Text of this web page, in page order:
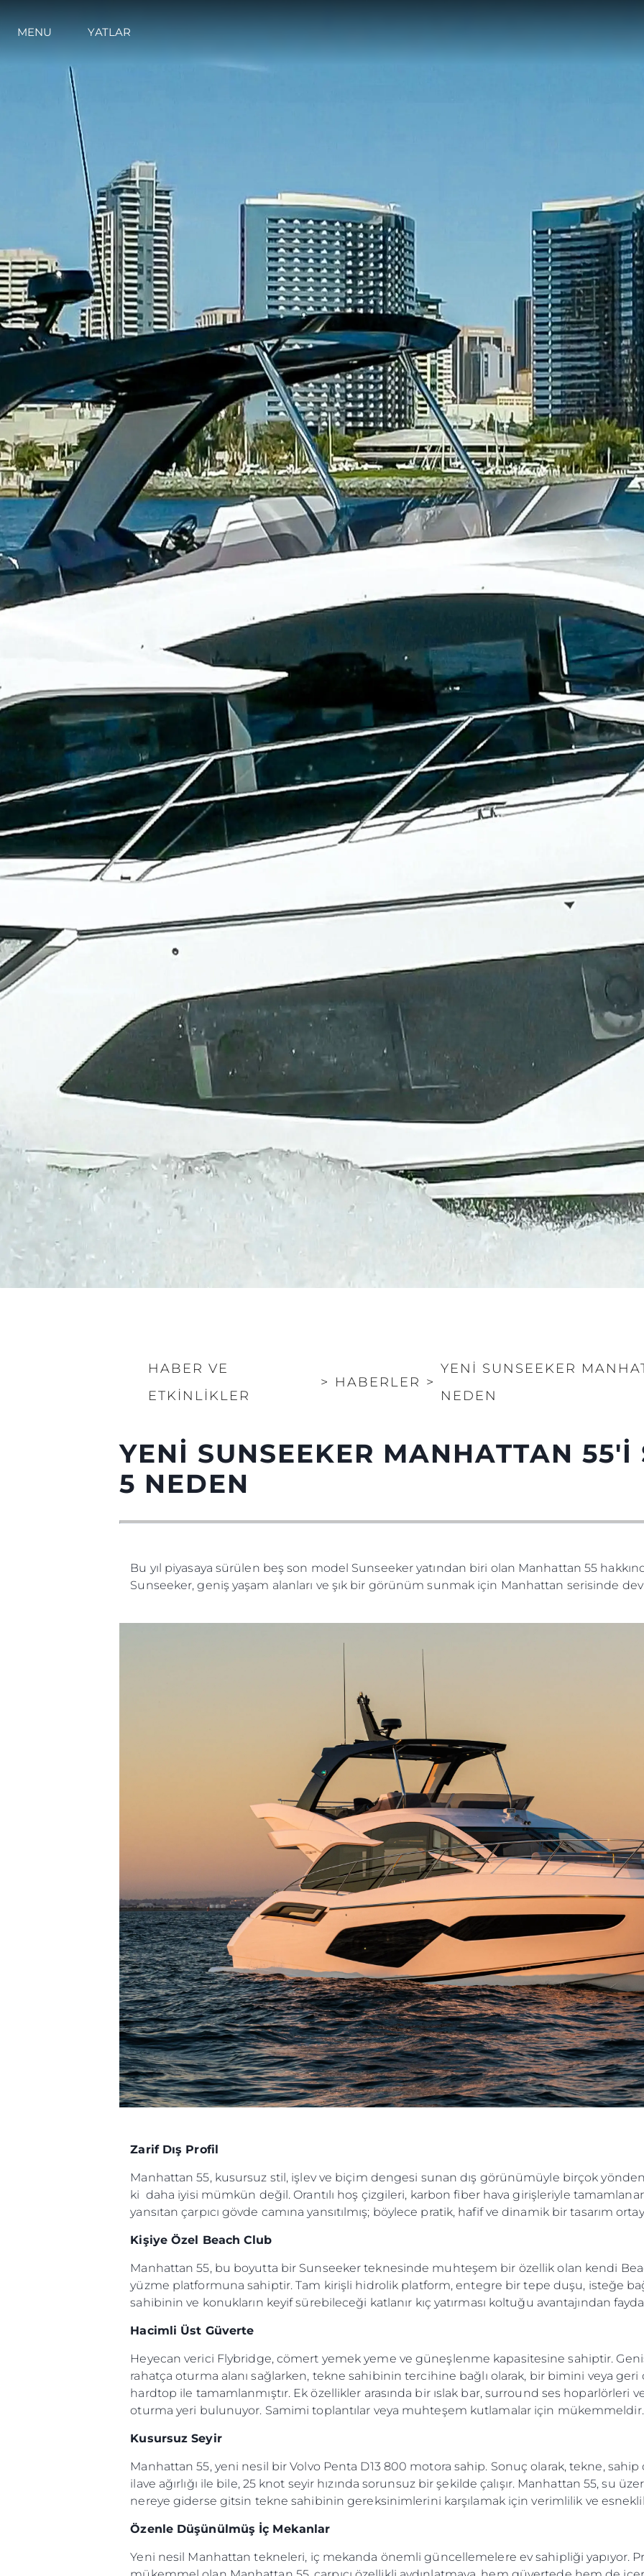
MENU YATLAR
HABER VE
ETKINLIKLER
> HABERLER >
YENİ SUNSEEKER
NEDEN
YENİ SUNSEEKER MANHATTAN 55'İ
5 NEDEN
Bu yıl piyasaya sürülen beş son model Sunseeker yatından biri olan Manhattan 55
Sunseeker, geniş yaşam alanları ve şık bir görünüm sunmak için Manhattan serisinde
Zarif Dış Profil
Manhattan 55, kusursuz stil, işlev ve biçim dengesi sunan dış görünümüyle birçok
ki daha iyisi mümkün değil. Orantılı hoş çizgileri, karbon fiber hava girişleriyle
yansıtan çarpıcı gövde camına yansıtılmış; böylece pratik, hafif ve dinamik bir tasarım
Kişiye Özel Beach Club
Manhattan 55, bu boyutta bir Sunseeker teknesinde muhteşem bir özellik olan kendi
yüzme platformuna sahiptir. Tam kirişli hidrolik platform, entegre bir tepe duşu, isteğe
sahibinin ve konukların keyif sürebileceği katlanır kıç yatırması koltuğu avantajından
Hacimli Üst Güverte
Heyecan verici Flybridge, cömert yemek yeme ve güneşlenme kapasitesine sahiptir.
rahatça oturma alanı sağlarken, tekne sahibinin tercihine bağlı olarak, bir bimini veya geri
hardtop ile tamamlanmıştır. Ek özellikler arasında bir ıslak bar, surround ses hoparlörleri
oturma yeri bulunuyor. Samimi toplantılar veya muhteşem kutlamalar için mükemmeldir.
Kusursuz Seyir
Manhattan 55, yeni nesil bir Volvo Penta D13 800 motora sahip. Sonuç olarak, tekne,
ilave ağırlığı ile bile, 25 knot seyir hızında sorunsuz bir şekilde çalışır. Manhattan 55, su
nereye giderse gitsin tekne sahibinin gereksinimlerini karşılamak için verimlilik ve
Özenle Düşünülmüş İç Mekanlar
Yeni nesil Manhattan tekneleri, iç mekanda önemli güncellemelere ev sahipliği yapıyor.
Si̇te Hari̇tasi
İrti̇bat
Çerez Tercihleri
Registered Office
Test Valuation Form
Sunseeker Range
Brochure
Yasal Haklar
Cookie Policy
PRIVACY POLICY
Şi̇rket
Kiralama
Haberler
Şi̇rket
Ekip
Request
Test
Page
Portugal